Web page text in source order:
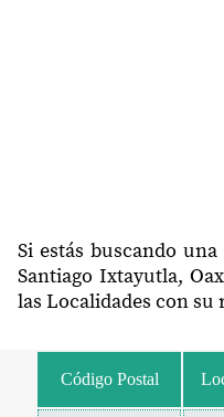
Si estás buscando
Santiago Ixtayutla,
las Localidades con su
Código Postal